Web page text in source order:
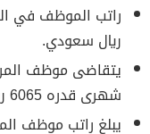
ريال سعودي.
يتقاضى موظف
شهرى قدره 6065 ريال سعودي.